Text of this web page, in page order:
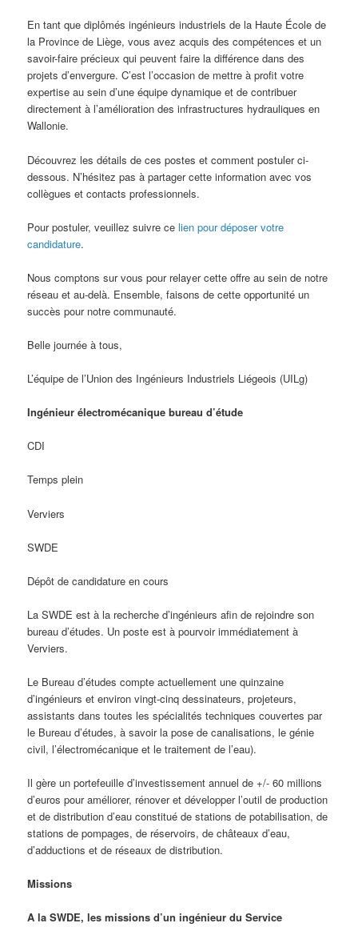
En tant que diplômés ingénieurs industriels de la Haute École de
la Province de Liège, vous avez acquis des compétences et un
savoir-faire précieux qui peuvent faire la différence dans des
projets d’envergure. C’est l’occasion de mettre à profit votre
expertise au sein d’une équipe dynamique et de contribuer
directement à l’amélioration des infrastructures hydrauliques en
Wallonie.
Découvrez les détails de ces postes et comment postuler ci-
dessous. N’hésitez pas à partager cette information avec vos
collègues et contacts professionnels.
Pour postuler, veuillez suivre celien pour déposer votre
candidature.
Nous comptons sur vous pour relayer cette offre au sein de notre
réseau et au-delà. Ensemble, faisons de cette opportunité un
succès pour notre communauté.
Belle journée à tous,
L’équipe de l’Union des Ingénieurs Industriels Liégeois (UILg)
Ingénieur électromécanique bureau d’étude
CDI
Temps plein
Verviers
SWDE
Dépôt de candidature en cours
La SWDE est à la recherche d’ingénieurs afin de rejoindre son
bureau d’études. Un poste est à pourvoir immédiatement à
Verviers.
Le Bureau d’études compte actuellement une quinzaine
d’ingénieurs et environ vingt-cinq dessinateurs, projeteurs,
assistants dans toutes les spécialités techniques couvertes par
le Bureau d’études, à savoir la pose de canalisations, le génie
civil, l’électromécanique et le traitement de l’eau).
Il gère un portefeuille d’investissement annuel de +/- 60 millions
d’euros pour améliorer, rénover et développer l’outil de production
et de distribution d’eau constitué de stations de potabilisation, de
stations de pompages, de réservoirs, de châteaux d’eau,
d’adductions et de réseaux de distribution.
Missions
A la SWDE, les missions d’un ingénieur du Service